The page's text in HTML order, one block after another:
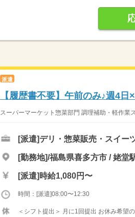
派遣
【履歴書不要】午前のみ♪週4
スーパーマーケット惣菜部門 調理補助・軽作業
[派遣]デリ・惣菜販売・スイー
[勤務地]/福島県喜多方市 / 姥堂
[派遣]時給1,080円〜
時間：[派遣]08:00〜12:30
＜シフト提出＞ 月に1回提出 お休み希望